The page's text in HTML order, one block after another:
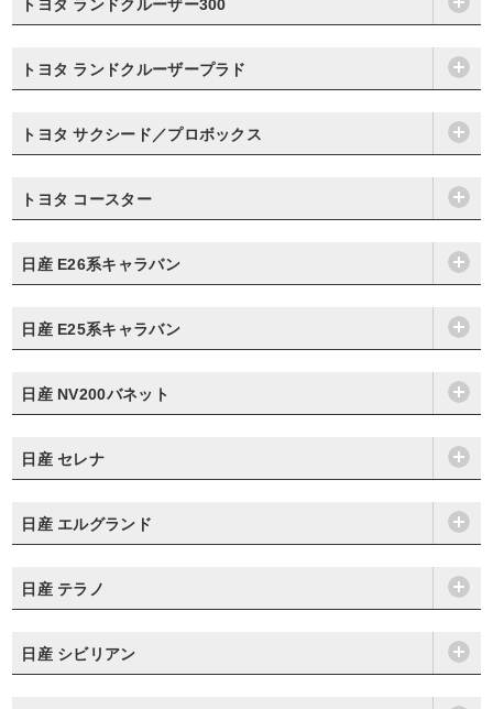
トヨタ ランドクルーザー300
トヨタ ランドクルーザープラド
トヨタ サクシード／プロボックス
トヨタ コースター
日産 E26系キャラバン
日産 E25系キャラバン
日産 NV200バネット
日産 セレナ
日産 エルグランド
日産 テラノ
日産 シビリアン